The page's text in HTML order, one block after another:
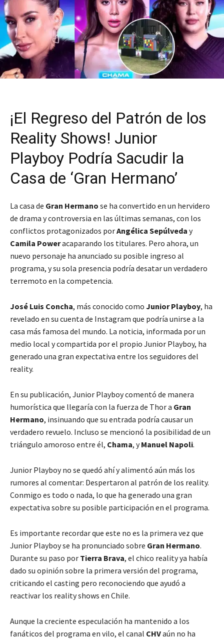
¡El Regreso del Patrón de los
Reality Shows! Junior
Playboy Podría Sacudir la
Casa de ‘Gran Hermano’
La casa de Gran Hermano se ha convertido en un hervidero
de drama y controversia en las últimas semanas, con los
conflictos protagonizados porAngélica Sepúlveda y
Camila Poweracaparando los titulares. Pero ahora, un
nuevo personaje ha anunciado su posible ingreso al
programa, y su sola presencia podría desatar un verdadero
terremoto en la competencia.
José Luis Concha, más conocido como Junior Playboy, ha
revelado en su cuenta de Instagram que podría unirse a la
casa más famosa del mundo. La noticia, informada por un
medio local y compartida por el propio Junior Playboy, ha
generado una gran expectativa entre los seguidores del
reality.
En su publicación, Junior Playboy comentó de manera
humorística que llegaría con la fuerza de Thora Gran
Hermano, insinuando que su entrada podría causar un
verdadero revuelo. Incluso se mencionó la posibilidad de un
triángulo amoroso entre él, Chama, yManuel Napoli.
Junior Playboy no se quedó ahí y alimentó aún más los
rumores al comentar: Despertaron al patrón de los reality.
Conmigo es todo o nada, lo que ha generado una gran
expectativa sobre su posible participación en el programa.
Es importante recordar que este no es la primera vez que
Junior Playboy se ha pronunciado sobre Gran Hermano.
Durante su paso por Tierra Brava, el chico reality ya había
dado su opinión sobre la primera versión del programa,
criticando el casting pero reconociendo que ayudó a
reactivar los reality shows en Chile.
Aunque la creciente especulación ha mantenido a los
fanáticos del programa en vilo, el canal CHVaún no ha